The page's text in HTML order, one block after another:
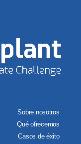
Sobre nosotros
Qué ofrecemos
Casos de éxito